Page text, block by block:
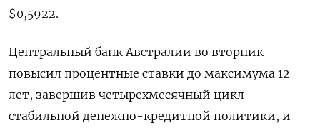
$0,5922​.
Центральный банк Австралии во вторник
повысил процентные ставки до максимума 12
лет, завершив четырехмесячный цикл
стабильной денежно-кредитной политики, и